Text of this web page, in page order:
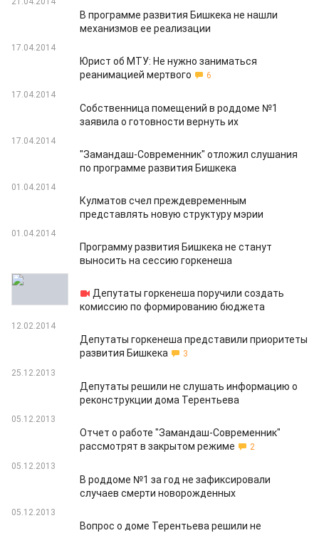
В программе развития Бишкека не нашли
механизмов ее реализации
17.04.2014
Юрист об МТУ: Не нужно заниматься
реанимацией мертвого
6
17.04.2014
Собственница помещений в роддоме №1
заявила о готовности вернуть их
17.04.2014
"Замандаш-Современник" отложил слушания
по программе развития Бишкека
01.04.2014
Кулматов счел преждевременным
представлять новую структуру мэрии
01.04.2014
Программу развития Бишкека не станут
выносить на сессию горкенеша
18.03.2014
Депутаты горкенеша поручили создать
комиссию по формированию бюджета
12.02.2014
Депутаты горкенеша представили приоритеты
развития Бишкека
3
25.12.2013
Депутаты решили не слушать информацию о
реконструкции дома Терентьева
05.12.2013
Отчет о работе "Замандаш-Современник"
рассмотрят в закрытом режиме
2
05.12.2013
В роддоме №1 за год не зафиксировали
случаев смерти новорожденных
05.12.2013
Вопрос о доме Терентьева решили не